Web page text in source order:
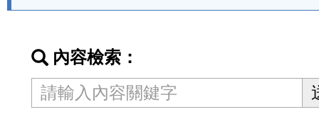
按
區
內容檢索：